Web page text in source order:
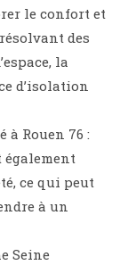
le confort et
des
la
d’isolation
Rouen 76 :
également
ce qui peut
à un
Seine